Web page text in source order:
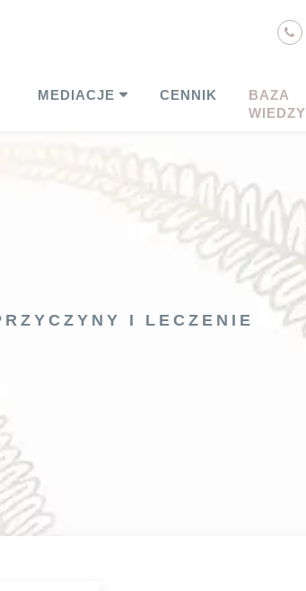
MEDIACJE CENNIK
BAZA
WIEDZY
I LECZENIE